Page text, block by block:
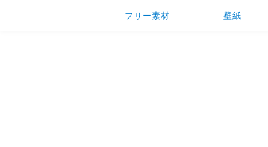
フリー素材 壁紙